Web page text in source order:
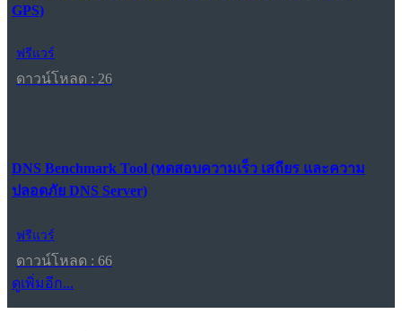
GPS)
ฟรีแวร์
ดาวน์โหลด : 26
DNS Benchmark Tool (ทดสอบความเร็ว เสถียร และความ
ปลอดภัย DNS Server)
ฟรีแวร์
ดาวน์โหลด : 66
ดูเพิ่มอีก...